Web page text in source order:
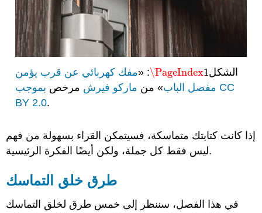
انتقالية
مناسبة
التراخيص
والصفات
الشكل \PageIndex1
\PageIndex1
: «مفك كهربائي عن قرب يؤمن
مفصل الباب» من ماركو فيرش مرخص بموجب CC
BY 2.0.
إذا كانت كتابتك متماسكة، فسيتمكن القراء بسهولة من فهم
ليس فقط كل جملة، ولكن أيضًا الفكرة الرئيسية.
طرق خلق التماسك
في هذا الفصل، سننظر إلى خمس طرق لخلق التماسك